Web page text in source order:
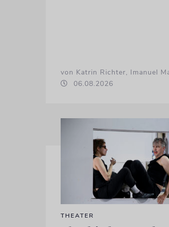
von Katrin Richter, Imanuel
06.08.2026
THEATER